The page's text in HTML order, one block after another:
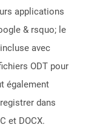
applications
& rsquo; le
avec
ODT pour
également
dans
et DOCX.